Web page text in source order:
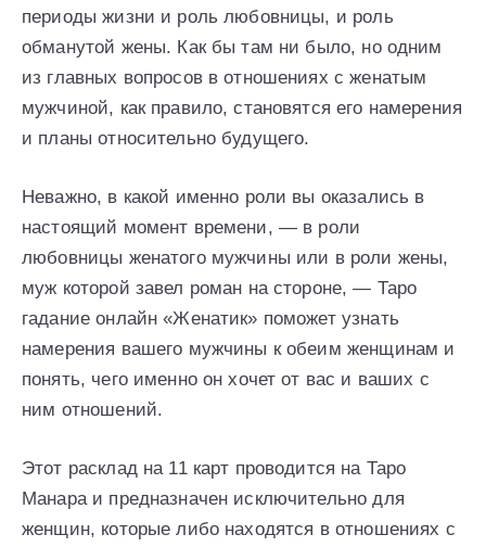
периоды жизни и роль любовницы, и роль
обманутой жены. Как бы там ни было, но одним
из главных вопросов в отношениях с женатым
мужчиной, как правило, становятся его намерения
и планы относительно будущего.
Неважно, в какой именно роли вы оказались в
настоящий момент времени, — в роли
любовницы женатого мужчины или в роли жены,
муж которой завел роман на стороне, — Таро
гадание онлайн «Женатик» поможет узнать
намерения вашего мужчины к обеим женщинам и
понять, чего именно он хочет от вас и ваших с
ним отношений.
Этот расклад на 11 карт проводится на Таро
Манара и предназначен исключительно для
женщин, которые либо находятся в отношениях с